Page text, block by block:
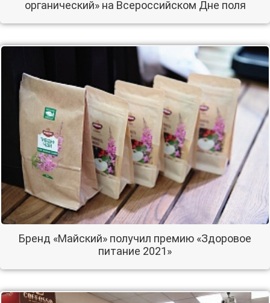
органический» на Всероссийском Дне поля
Бренд «Майский» получил премию «Здоровое
питание 2021»